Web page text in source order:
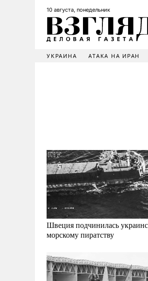
10 августа, понедельник
УКРАИНА АТАКА НА ИРАН
Швеция подчинилась
морскому пиратству